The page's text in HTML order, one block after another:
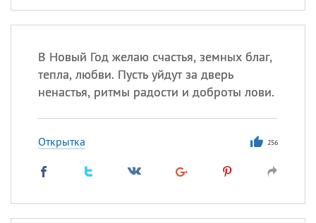
В Новый Год желаю счастья, земных благ,
тепла, любви. Пусть уйдут за дверь
ненастья, ритмы радости и доброты лови.
Открытка 256
,Еще
Кристина
и